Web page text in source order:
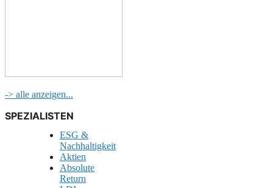
-> alle anzeigen...
SPEZIALISTEN
ESG &
Nachhaltigkeit
Aktien
Absolute
Return